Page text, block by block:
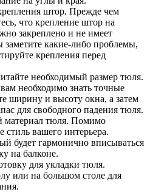
штор. Прежде чем
что крепление штор на
закреплено и не имеет
какие-либо проблемы,
крепления перед
необходимый размер тюля.
необходимо знать точные
ширину и высоту окна, а затем
для свободного падения тюля.
материал тюля. Помимо
стиль вашего интерьера.
будет гармонично вписываться
на балконе.
для укладки тюля.
или на большом столе для